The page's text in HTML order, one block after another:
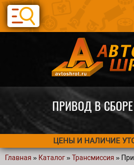
Перейти к основному содержанию
Авто по
Статьи
ПРИВОД В
ЦЕНЫ И НАЛИЧИЕ
Вы здесь
Главная » Каталог»Трансмиссия »